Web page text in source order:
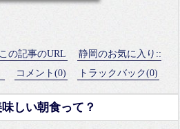
この記事のURL
静岡のお気に入り::
コメント(0) トラックバック(0)
しい朝食って？